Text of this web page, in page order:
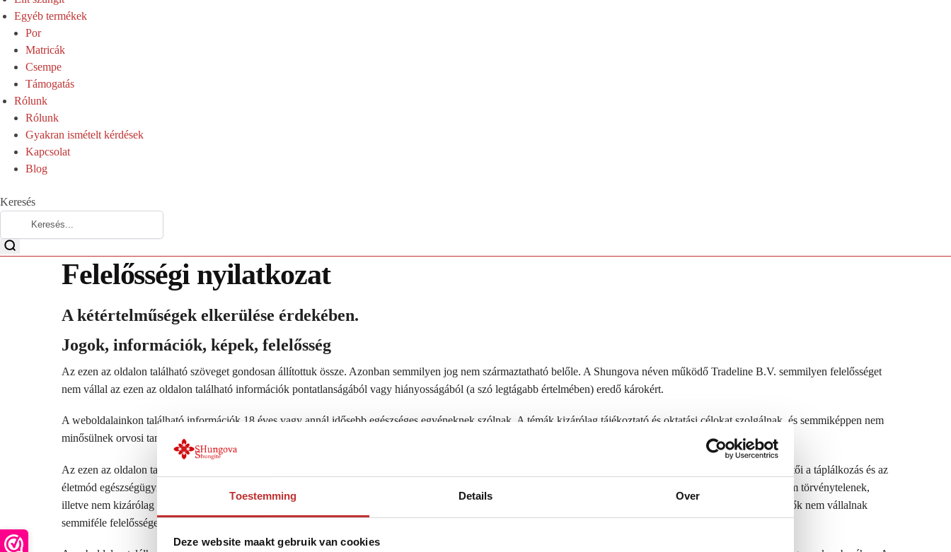
Toestemming Details Over
Deze website maakt gebruik van cookies
Egyéb termékek
Por
Matricák
Csempe
Támogatás
Rólunk
Rólunk
Gyakran ismételt kérdések
Kapcsolat
Blog
Keresés
Felelősségi nyilatkozat
A kétértelműségek elkerülése érdekében.
Jogok, információk, képek, felelősség
Az ezen az oldalon található szöveget gondosan állítottuk össze. Azonban semmilyen jog nem származtatható belőle. A Shungova néven működő Tradeline B.V. semmilyen felelősséget
nem vállal az ezen az oldalon található információk pontatlanságából vagy hiányosságából (a szó legtágabb értelmében) eredő károkért.
A weboldalainkon található információk 18 éves vagy annál idősebb egészséges egyéneknek szólnak. A témák kizárólag tájékoztató és oktatási célokat szolgálnak, és semmiképpen nem
minősülnek orvosi tanácsadásnak.
Az ezen az oldalon található szövegekben és videókban szereplő képek és/vagy vélemények nem feltétlenül a Shungova véleményét tükrözik. A Shungova szerkesztői a táplálkozás és az
életmód egészségügyi vonatkozásairól való elfogulatlan vitára törekszenek. Az itt közzétett információk elfogadhatóságát abban az értelemben ellenőrizték, hogy nem törvénytelenek,
illetve nem kizárólag arra irányulnak, hogy a vitában részt vevő más feleket megbántsák és/vagy megkárosítsák. Sem a webmester, sem az oldalt lehetővé tevő szerzők nem vállalnak
semmiféle felelősséget a leírt tanácsok és javaslatok alkalmazásából.